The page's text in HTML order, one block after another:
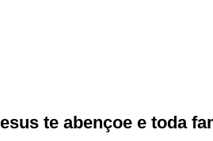
te abençoe e toda